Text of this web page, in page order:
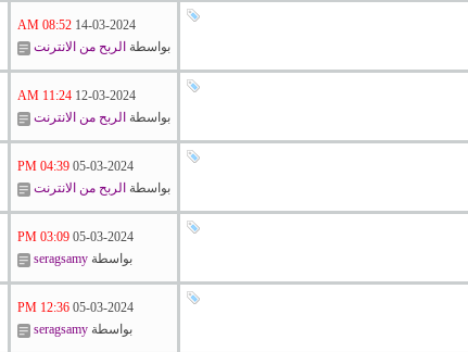
14-03-2024
08:52 AM
بواسطة الربح من الانترنت
12-03-2024
11:24 AM
بواسطة الربح من الانترنت
05-03-2024
04:39 PM
بواسطة الربح من الانترنت
05-03-2024
03:09 PM
بواسطةseragsamy
05-03-2024
12:36 PM
بواسطةseragsamy